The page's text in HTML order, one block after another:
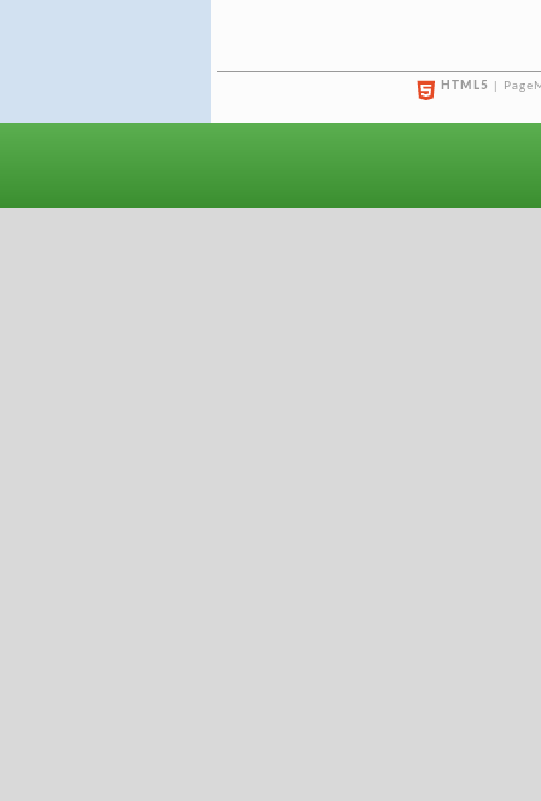
HTML5 |